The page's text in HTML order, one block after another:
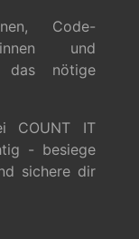
Code-
und
das nötige
COUNT IT
- besiege
sichere dir